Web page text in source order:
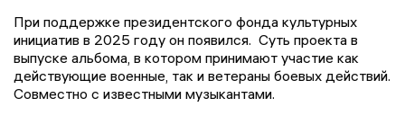
При поддержке президентского фонда культурных
инициатив в 2025 году он появился. Суть проекта в
выпуске альбома, в котором принимают участие как
действующие военные, так и ветераны боевых действий.
Совместно с известными музыкантами.